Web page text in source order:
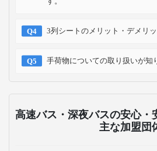
3列シートのメリット・デメリ
手荷物についての取り扱いが知
高速バス・深夜バスの安心・
主な加盟団